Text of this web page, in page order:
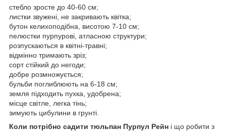
стебло зросте до 40-60 см;
листки звужені, не закривають квітка;
бутон келихоподібна, висотою 7-10 см;
пелюстки пурпурові, атласною структури;
розпускаються в квітні-травні;
відмінно тримають зріз;
сорт стійкий до негоди;
добре розмножується;
бульби поглиблюють на 6-18 см;
земля підходить пухка, удобрена;
місце світле, легка тінь;
зимують цибулини в грунті.
Коли потрібно садити тюльпан Пурпул Рейн і що робити з